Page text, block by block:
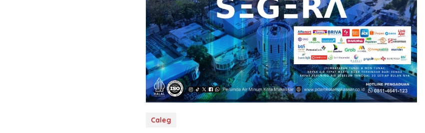
Caleg